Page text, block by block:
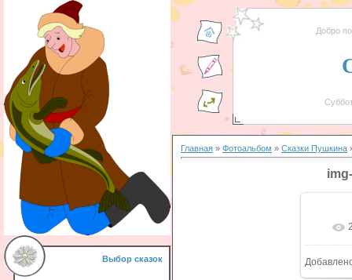
Выбор сказок
Добро
Главная » Фотоальбом » Сказки Пушкина